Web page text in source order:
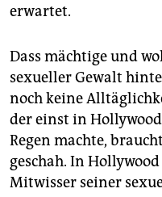
erwartet.
Dass mächtige und
sexueller Gewalt
noch keine
der einst in
Regen machte,
geschah. In
Mitwisser seiner